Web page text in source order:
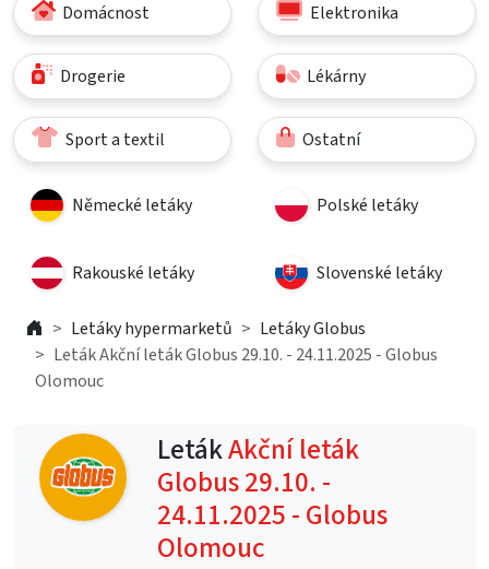
Domácnost Elektronika
Drogerie Lékárny
Sport a textil Ostatní
Německé letáky Polské letáky
Rakouské letáky Slovenské letáky
Letáky hypermarketů
Letáky Globus
Leták Akční leták Globus 29.10. - 24.11.2025 - Globus
Olomouc
LetákAkční leták
Globus 29.10. -
24.11.2025 - Globus
Olomouc